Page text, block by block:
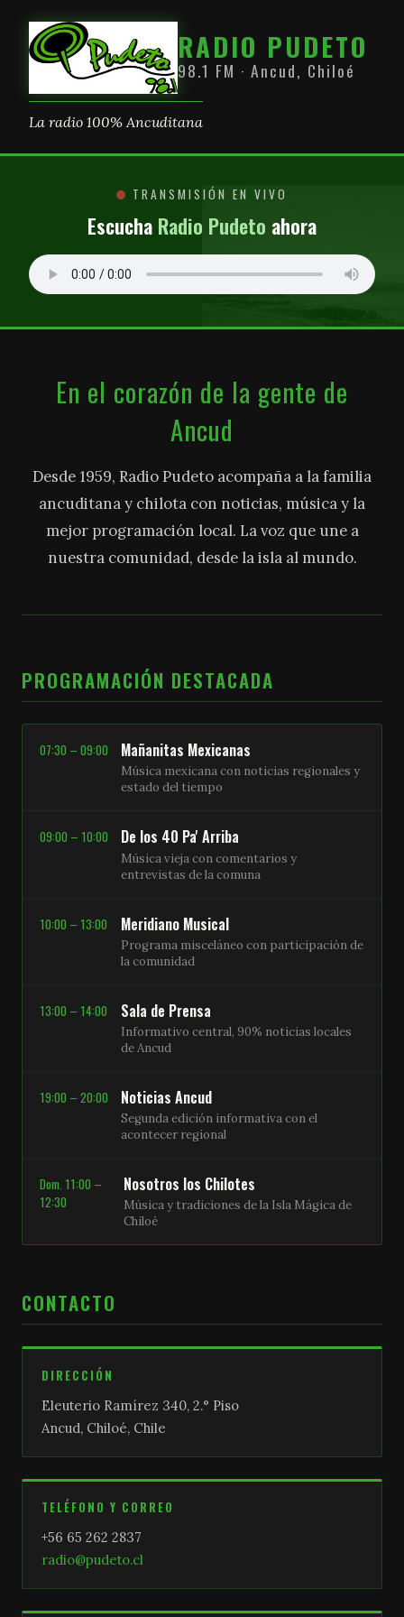
RADIO PUDETO
98.1 FM · Ancud, Chiloé
La radio 100% Ancuditana
TRANSMISIÓN EN VIVO
Escucha Radio Pudeto ahora
En el corazón de la gente de
Ancud
Desde 1959, Radio Pudeto acompaña a la familia
ancuditana y chilota con noticias, música y la
mejor programación local. La voz que une a
nuestra comunidad, desde la isla al mundo.
PROGRAMACIÓN DESTACADA
07:30 – 09:00 Mañanitas Mexicanas
Música mexicana con noticias regionales y
estado del tiempo
09:00 – 10:00 De los 40 Pa' Arriba
Música vieja con comentarios y
entrevistas de la comuna
10:00 – 13:00 Meridiano Musical
Programa misceláneo con participación de
la comunidad
13:00 – 14:00 Sala de Prensa
Informativo central, 90% noticias locales
de Ancud
19:00 – 20:00 Noticias Ancud
Segunda edición informativa con el
acontecer regional
Dom. 11:00 –
12:30
Nosotros los Chilotes
Música y tradiciones de la Isla Mágica de
Chiloé
CONTACTO
DIRECCIÓN
Eleuterio Ramírez 340, 2.° Piso
Ancud, Chiloé, Chile
TELÉFONO Y CORREO
+56 65 262 2837
radio@pudeto.cl